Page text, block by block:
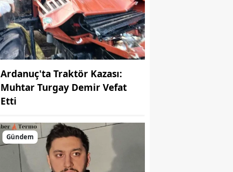
Ardanuç'ta Traktör Kazası:
Muhtar Turgay Demir Vefat
Etti
Gündem